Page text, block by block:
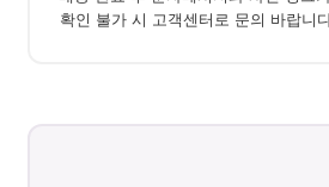
확인 불가 시 고객센터로 문의 바랍니